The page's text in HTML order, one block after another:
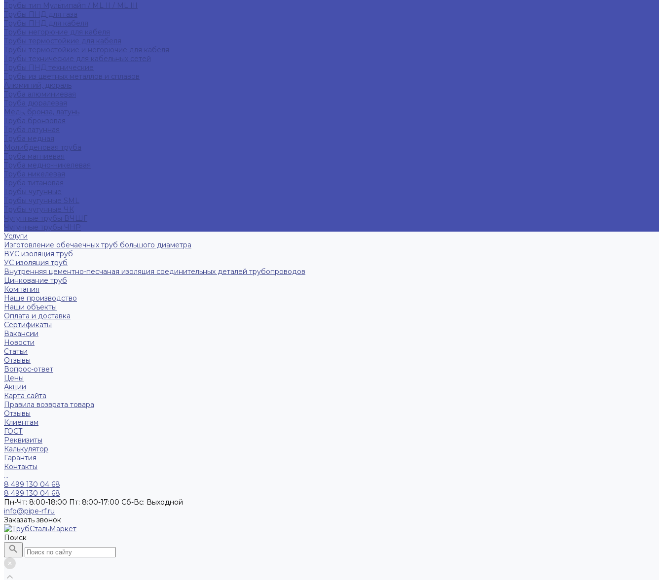
Трубы тип Мультипайп / ML II / ML III
Трубы ПНД для газа
Трубы ПНД для кабеля
Трубы негорючие для кабеля
Трубы термостойкие для кабеля
Трубы термостойкие и негорючие для кабеля
Трубы технические для кабельных сетей
Трубы ПНД технические
Трубы из цветных металлов и сплавов
Алюминий, дюраль
Труба алюминиевая
Труба дюралевая
Медь, бронза, латунь
Труба бронзовая
Труба латунная
Труба медная
Молибденовая труба
Труба магниевая
Труба медно-никелевая
Труба никелевая
Труба титановая
Трубы чугунные
Трубы чугунные SML
Трубы чугунные ЧК
Чугунные трубы ВЧШГ
Чугунные трубы ЧНР
Услуги
Изготовление обечаечных труб большого диаметра
ВУС изоляция труб
УС изоляция труб
Внутренняя цементно-песчаная изоляция соединительных деталей трубопроводов
Цинкование труб
Компания
Наше производство
Наши объекты
Оплата и доставка
Сертификаты
Вакансии
Новости
Статьи
Отзывы
Вопрос-ответ
Цены
Акции
Карта сайта
Правила возврата товара
Отзывы
Клиентам
ГОСТ
Реквизиты
Калькулятор
Гарантия
Контакты
...
8 499 130 04 68
8 499 130 04 68
Пн-Чт: 8:00-18:00 Пт: 8:00-17:00 Сб-Вс: Выходной
info@pipe-rf.ru
Заказать звонок
Поиск